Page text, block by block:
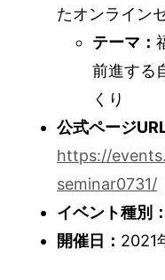
たオンライン
テーマ：
前進する
くり
公式ページ
https://
seminar0731/
イベント種別：
開催日： 2021